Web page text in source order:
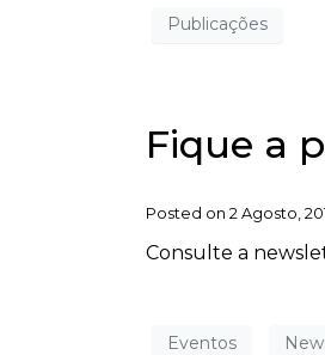
Publicações
Fique a
Posted on 2 Agosto,
Consulte a
Eventos